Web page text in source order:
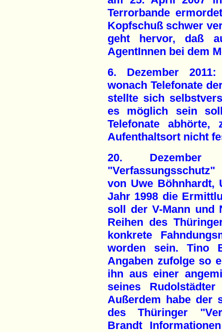
Terrorbande
Kopfschuß schwer
geht hervor, daß
AgentInnen bei dem
6. Dezember
wonach Telefonate
stellte sich
es möglich sein
Telefonate abhörte,
Aufenthaltsort nicht
20. Dezember
von Uwe Böhnhardt,
Jahr 1998 die
soll der V-Mann und
Reihen des
konkrete
worden sein. Tino
Angaben zufolge so
ihn aus einer
seines
Außerdem habe der
des Thüringer
Brandt